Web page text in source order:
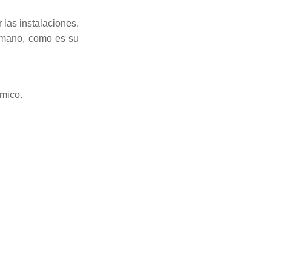
las instalaciones.
como es su